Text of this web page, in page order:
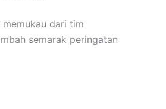
dari tim
semarak peringatan